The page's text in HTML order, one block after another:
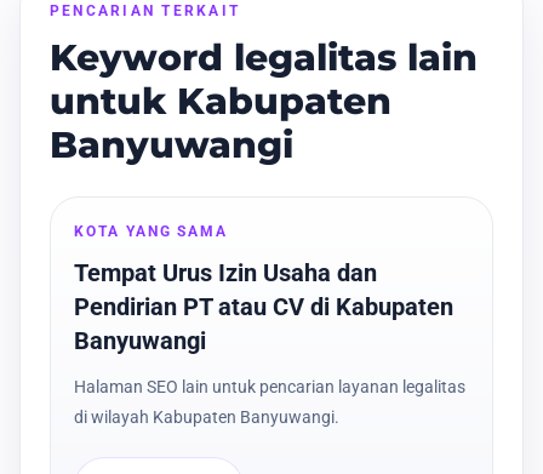
PENCARIAN TERKAIT
Keyword legalitas lain
untuk Kabupaten
Banyuwangi
KOTA YANG SAMA
Tempat Urus Izin Usaha dan
Pendirian PT atau CV di Kabupaten
Banyuwangi
Halaman SEO lain untuk pencarian layanan legalitas
di wilayah Kabupaten Banyuwangi.